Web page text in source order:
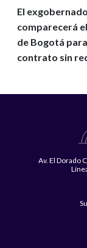
El
comparecerá
de Bogotá
contrato sin
Av. El Dorado